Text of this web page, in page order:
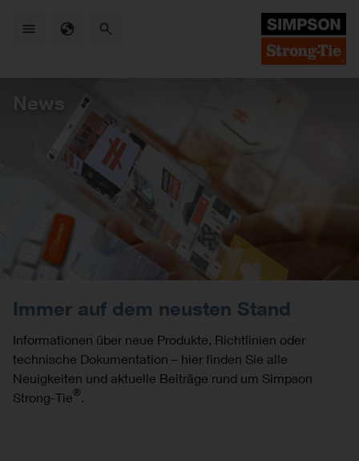
News
Immer auf dem neusten Stand
Informationen über neue Produkte, Richtlinien oder
technische Dokumentation – hier finden Sie alle
Neuigkeiten und aktuelle Beiträge rund um Simpson
Strong-Tie®.